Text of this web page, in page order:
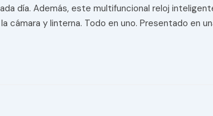
día. Además, este multifuncional reloj
y linterna. Todo en uno. Presentado en